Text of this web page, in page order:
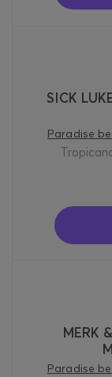
SICK
Paradise
MERK
Paradise